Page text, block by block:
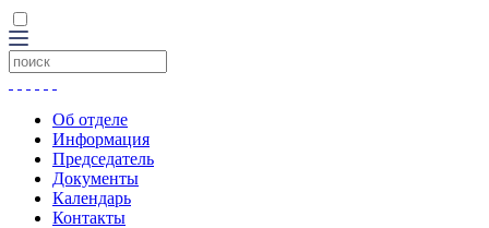
Об отделе
Информация
Председатель
Документы
Календарь
Контакты